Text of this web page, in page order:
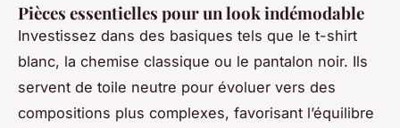
Pièces essentielles pour un look indémodable
Investissez dans des basiques tels que le t-shirt
blanc, la chemise classique ou le pantalon noir. Ils
servent de toile neutre pour évoluer vers des
compositions plus complexes, favorisant l’équilibre